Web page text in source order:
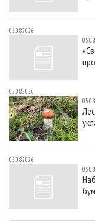
05.08.2026
05.08.2026
05.08.2026